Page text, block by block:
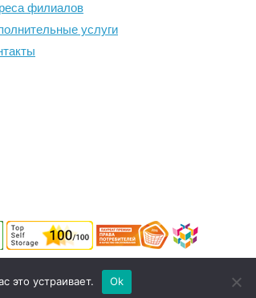
филиалов
услуги
офертой. При заключении
на сайте.
это устраивает. Ok